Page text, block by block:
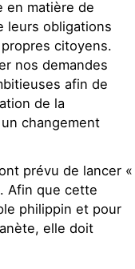
en matière de
leurs obligations
citoyens.
nos demandes
afin de
de la
changement
prévu de lancer «
Afin que cette
philippin et pour
elle doit